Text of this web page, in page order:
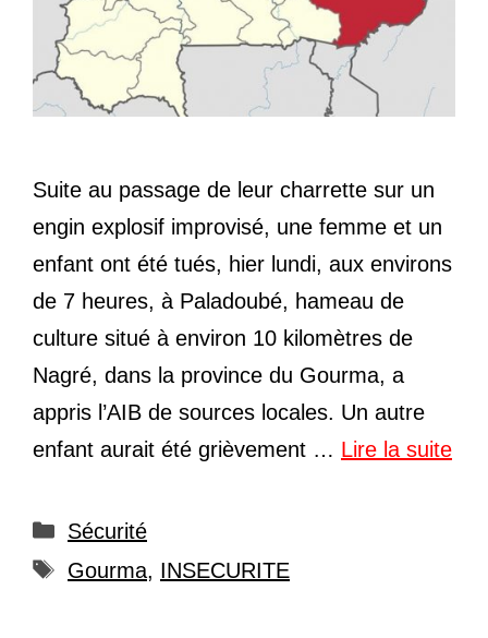
Suite au passage de leur charrette sur un
engin explosif improvisé, une femme et un
enfant ont été tués, hier lundi, aux environs
de 7 heures, à Paladoubé, hameau de
culture situé à environ 10 kilomètres de
Nagré, dans la province du Gourma, a
appris l’AIB de sources locales. Un autre
enfant aurait été grièvement … Lire la suite
Catégories
Sécurité
Étiquettes
Gourma, INSECURITE